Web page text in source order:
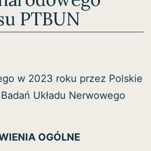
PTBUN
w 2023 roku przez Polskie
Układu Nerwowego
OGÓLNE